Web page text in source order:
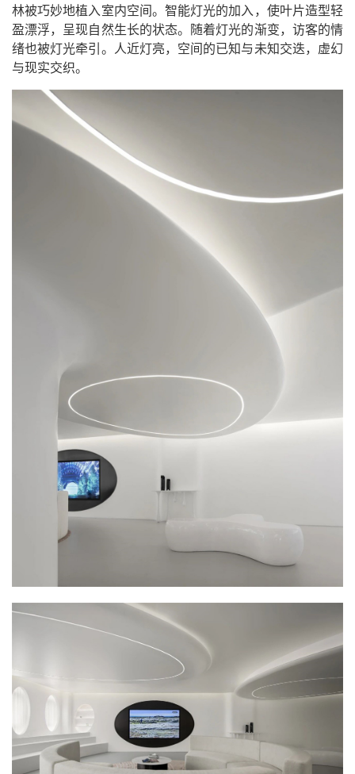
林被巧妙地植入室内空间。智能灯光的加入，使叶片造型轻
盈漂浮，呈现自然生长的状态。随着灯光的渐变，访客的情
绪也被灯光牵引。人近灯亮，空间的已知与未知交迭，虚幻
与现实交织。